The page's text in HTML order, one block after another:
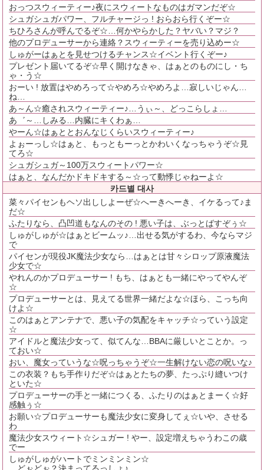
おっつスウィーティー♪夜にスウィートなものはガマンだぞ☆
シュガシュガパワー、フルチャージっ ! おらおら行くぞー☆
ちひろさんが呼んでるぞ☆…何かやらかした？ヤバい？マジ？
他のプロデューサーから連絡？スウィーティーを売り込めー☆
しゅがーはぁとを見せつけるチャンス☆イベント行くぞー♪
プレゼント届いてるぞ☆早く開けなきゃ、はぁとのものにし・ち
ゃ・う☆
おーい ! 放置はやめろって☆やめろ☆やめろよ…寂しいじゃん…
ね…
あ～ん☆癒されスウィーティー♪…うぃ～、どっこらしょ…
あ゛～…しみる…内臓にキくわぁ…
やーん☆はぁととおんなじくらいスウィーティー♪
よぉーっし☆はぁと、もっともーっとかわいくなっちゃうぞ☆見
てろ☆
シュガシュガ～100万スウィートパワー☆
はぁと、なんだかドキドキする～☆って動悸じゃねーよ☆
카드별 대사
菜々パイセンもヘソ出ししよーぜ☆へーきへーき、イケるって♪ま
だ☆
ふたりなら、凸凹道もなんのその ! 悪い子は、ぶっとばすぞぅ☆
しゅがしゅが☆はぁとビームッ♪…出せる気がするわ、今ならマジ
で
パイセンが現役JK魔法少女なら…はぁとは甘々シロップ原液魔法
少女で☆
やれんのかプロデューサー ! もち、はぁとも一緒にやってやんぞ
☆
プロデューサーとは、見えてる世界一緒だよな☆ほら、こっち向
けよ☆
このはぁとアンテナで、悪い子の気配をキャッチ☆っていう設定
☆
アイドルと魔法少女って、似てんな…BBAに厳しいとことか。っ
ておい☆
おい、魔女っていうな☆呪っちゃうぞ☆一生解けない恋の呪いな♪
この衣装？もち手作りだぞ☆はぁとたちの夢、たっぷり縫いつけ
といた☆
プロデューサーの手と一緒につくる、ふたりのはぁとまーく☆好
感触ぅ☆
お願い☆プロデューサーも魔法少女に変身してぇ☆いや、させる
わ
魔法少女スウィート☆シュガー ! やー、設定増えちゃうわこの歳
でー
しゅがしゅがハートでミンミンミン☆